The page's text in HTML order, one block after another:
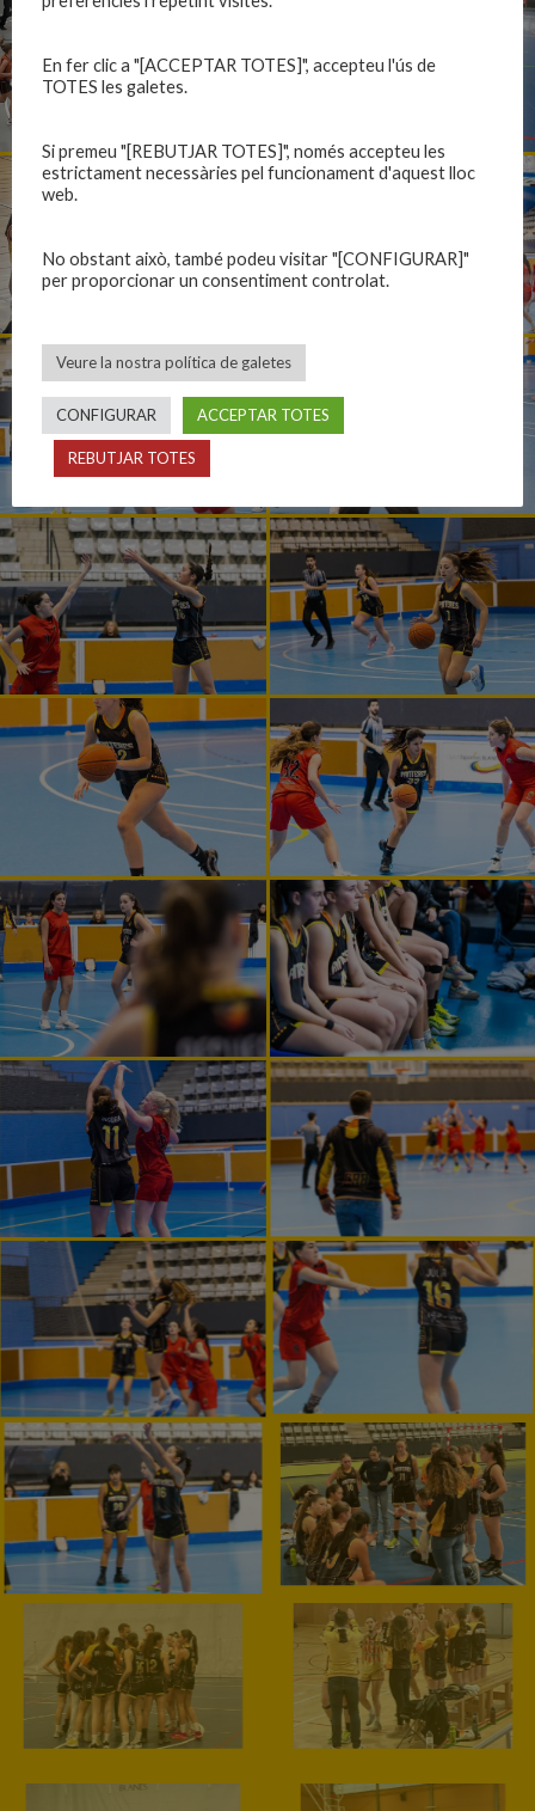
En fer clic a "[ACCEPTAR TOTES]", accepteu l'ús de
TOTES les galetes.
Si premeu "[REBUTJAR TOTES]", només accepteu les
estrictament necessàries pel funcionament d'aquest lloc
web.
No obstant això, també podeu visitar "[CONFIGURAR]"
per proporcionar un consentiment controlat.
Veure la nostra política de galetes
CONFIGURAR ACCEPTAR TOTES
REBUTJAR TOTES